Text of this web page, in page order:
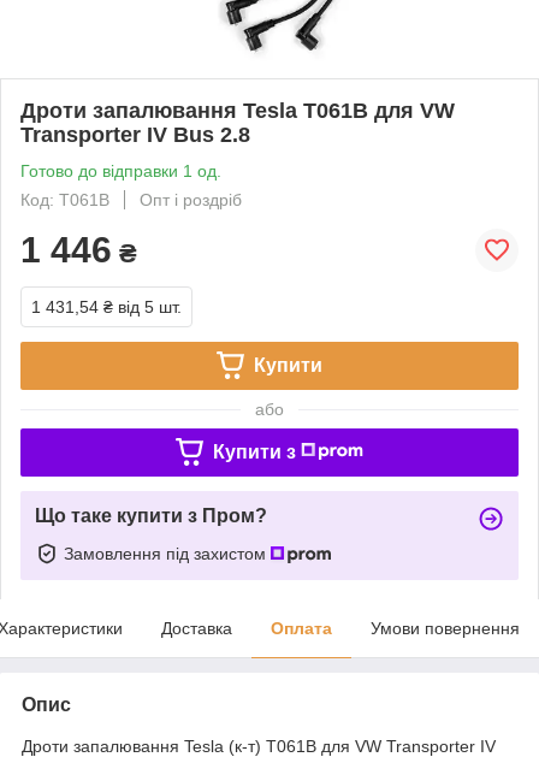
Дроти запалювання Tesla T061B для VW
Transporter IV Bus 2.8
Готово до відправки 1 од.
Код: T061B
Опт і роздріб
1 446 ₴
1 431,54 ₴ від 5 шт.
Купити
або
Купити з
Що таке купити з Пром?
Замовлення під захистом
Доставка Оплата Умови повернення
Опис
Дроти запалювання Tesla (к-т) T061B для VW Transporter IV